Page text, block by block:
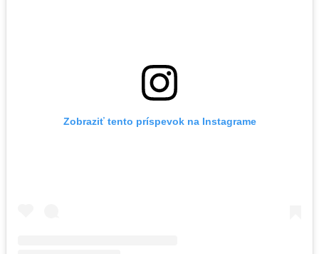
Zobraziť tento príspevok na Instagrame